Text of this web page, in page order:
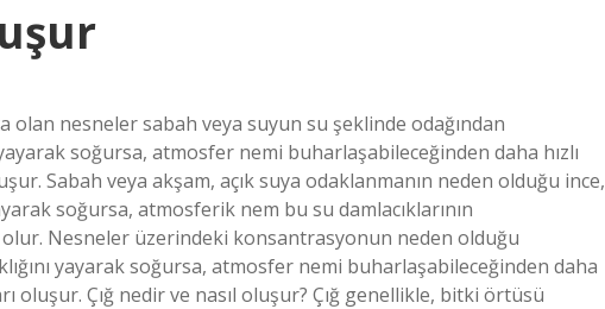
olan nesneler sabah veya suyun su şeklinde odağından
soğursa, atmosfer nemi buharlaşabileceğinden daha hızlı
Sabah veya akşam, açık suya odaklanmanın neden olduğu ince,
soğursa, atmosferik nem bu su damlacıklarının
Nesneler üzerindeki konsantrasyonun neden olduğu
yayarak soğursa, atmosfer nemi buharlaşabileceğinden daha
oluşur. Çığ nedir ve nasıl oluşur? Çığ genellikle, bitki örtüsü